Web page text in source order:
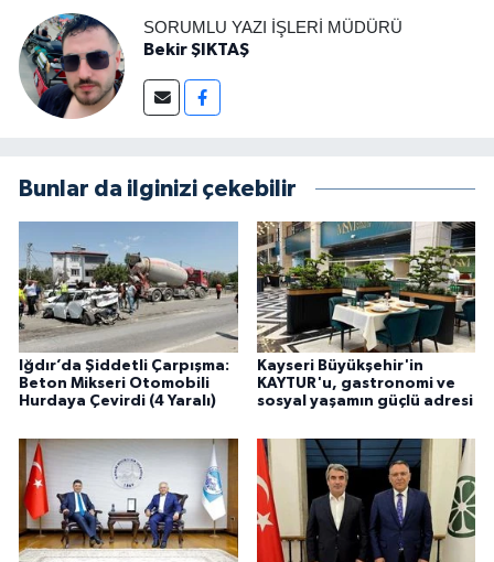
SORUMLU YAZI İŞLERI MÜDÜRÜ
Bekir ŞIKTAŞ
Bunlar da ilginizi çekebilir
Iğdır’da Şiddetli Çarpışma:
Beton Mikseri Otomobili
Hurdaya Çevirdi (4 Yaralı)
Kayseri Büyükşehir'in
KAYTUR'u, gastronomi ve
sosyal yaşamın güçlü adresi